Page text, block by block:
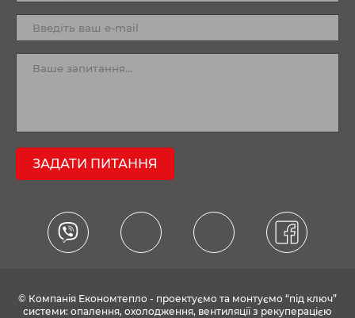
ЗАДАТИ ПИТАННЯ
© Компанія Економтепло - проектуємо та монтуємо “під ключ”
системи: опалення, охолодження, вентиляції з рекуперацією